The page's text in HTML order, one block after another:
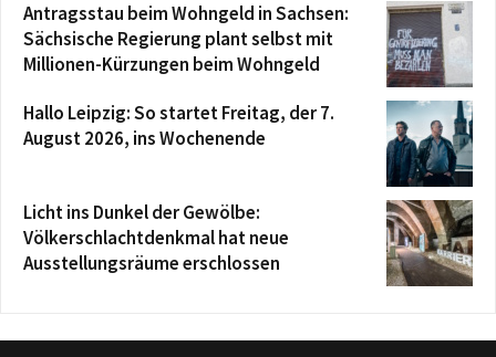
Antragsstau beim Wohngeld in Sachsen:
Sächsische Regierung plant selbst mit
Millionen-Kürzungen beim Wohngeld
Hallo Leipzig: So startet Freitag, der 7.
August 2026, ins Wochenende
Licht ins Dunkel der Gewölbe:
Völkerschlachtdenkmal hat neue
Ausstellungsräume erschlossen